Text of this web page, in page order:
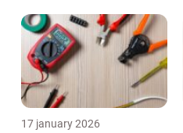
17 january 2026